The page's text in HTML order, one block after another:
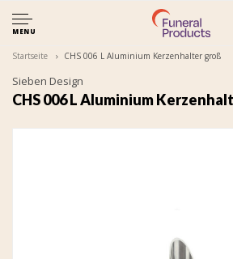
MENU
Startseite CHS 006 L Aluminium Kerzenhalter groß
Sieben Design
CHS 006 L Aluminium